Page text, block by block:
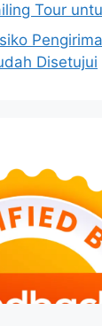
Tour
Disetujui